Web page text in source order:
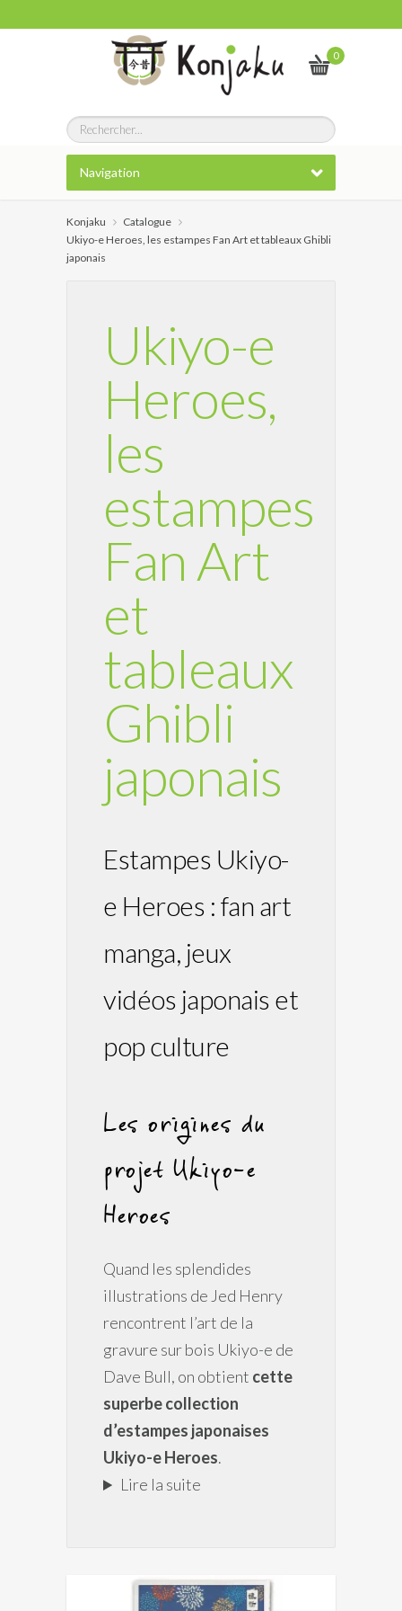
0
Navigation
Konjaku
Catalogue
Ukiyo-e Heroes, les estampes Fan Art et tableaux Ghibli
japonais
Ukiyo-e
Heroes,
les
estampes
Fan Art
et
tableaux
Ghibli
japonais
Estampes Ukiyo-
e Heroes : fan art
manga, jeux
vidéos japonais et
pop culture
Les origines du
projet Ukiyo-e
Heroes
Quand les splendides
illustrations de Jed Henry
rencontrent l’art de la
gravure sur bois Ukiyo-e de
Dave Bull, on obtient cette
superbe collection
d’estampes japonaises
Ukiyo-e Heroes.
Lire la suite